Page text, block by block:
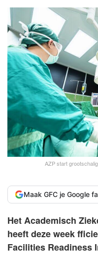
AZP start
Maak GFC je Google
Het Academisch
heeft deze week
Facilities Readiness